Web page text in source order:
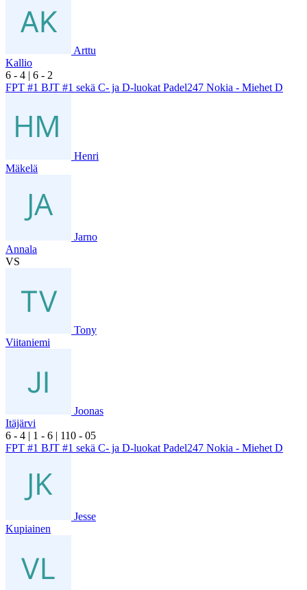
Arttu
Kallio
6 - 4 | 6 - 2
FPT #1 BJT #1 sekä C- ja D-luokat Padel247 Nokia - Miehet D
Henri
Mäkelä
Jarno
Annala
VS
Tony
Viitaniemi
Joonas
Itäjärvi
6 - 4 | 1 - 6 | 110 - 05
FPT #1 BJT #1 sekä C- ja D-luokat Padel247 Nokia - Miehet D
Jesse
Kupiainen